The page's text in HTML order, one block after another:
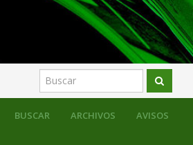
BUSCAR ARCHIVOS AVISOS